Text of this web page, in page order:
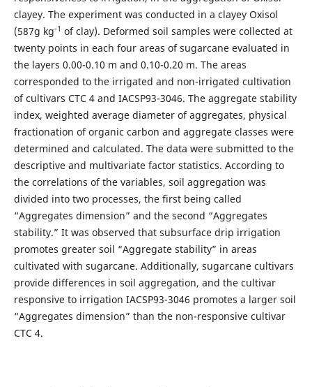
clayey. The experiment was conducted in a clayey Oxisol
(587g kg-1 of clay). Deformed soil samples were collected at
twenty points in each four areas of sugarcane evaluated in
the layers 0.00-0.10 m and 0.10-0.20 m. The areas
corresponded to the irrigated and non-irrigated cultivation
of cultivars CTC 4 and IACSP93-3046. The aggregate stability
index, weighted average diameter of aggregates, physical
fractionation of organic carbon and aggregate classes were
determined and calculated. The data were submitted to the
descriptive and multivariate factor statistics. According to
the correlations of the variables, soil aggregation was
divided into two processes, the first being called
“Aggregates dimension” and the second “Aggregates
stability.” It was observed that subsurface drip irrigation
promotes greater soil “Aggregate stability” in areas
cultivated with sugarcane. Additionally, sugarcane cultivars
provide differences in soil aggregation, and the cultivar
responsive to irrigation IACSP93-3046 promotes a larger soil
“Aggregates dimension” than the non-responsive cultivar
CTC 4.